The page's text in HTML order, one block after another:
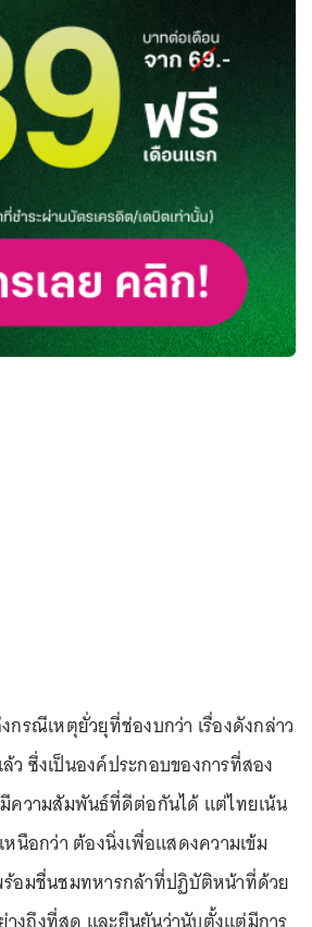
กรณีเหตุยั่วยุที่ช่องบกว่า เรื่องดังกล่าว
ซึ่งเป็นองค์ประกอบของการที่สอง
ความสัมพันธ์ที่ดีต่อกันได้ แต่ไทยเน้น
หนือกว่า ต้องนิ่งเพื่อแสดงความเข้ม
ร้อมชื่นชมทหารกล้าที่ปฏิบัติหน้าที่ด้วย